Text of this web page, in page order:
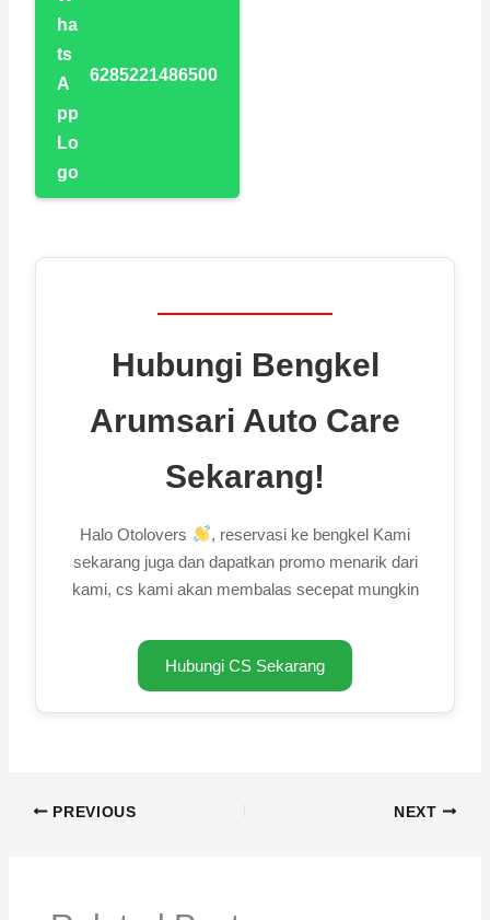
6285221486500
Hubungi Bengkel
Arumsari Auto Care
Sekarang!
Halo Otolovers
, reservasi ke bengkel Kami
sekarang juga dan dapatkan promo menarik dari
kami, cs kami akan membalas secepat mungkin
Hubungi CS Sekarang
PREVIOUS NEXT